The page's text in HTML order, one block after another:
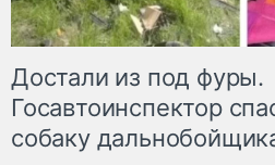
Достали из под фуры.
Госавтоинспектор
собаку